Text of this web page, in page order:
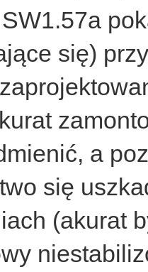
się)
a
się
(akurat